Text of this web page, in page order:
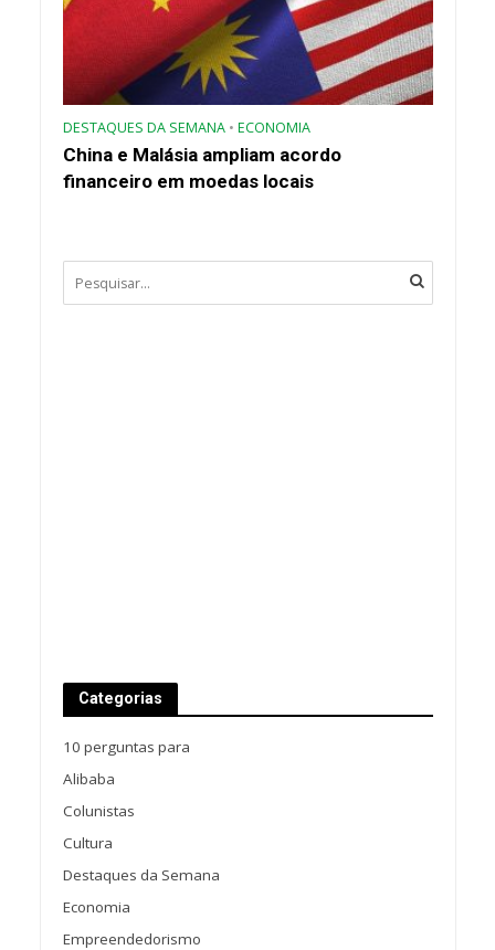
DESTAQUES DA SEMANA • ECONOMIA
China e Malásia ampliam acordo
financeiro em moedas locais
Categorias
10 perguntas para
Alibaba
Colunistas
Cultura
Destaques da Semana
Economia
Empreendedorismo